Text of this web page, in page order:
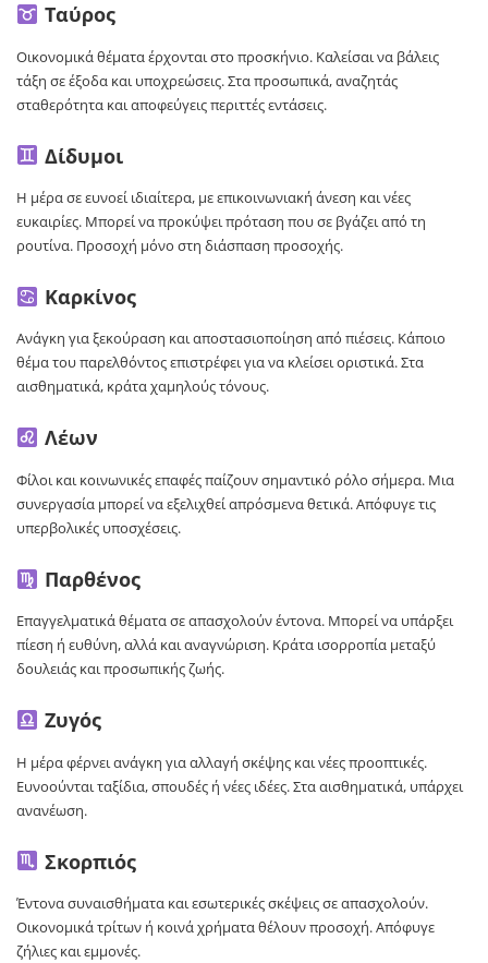
Ταύρος
Οικονομικά θέματα έρχονται στο προσκήνιο. Καλείσαι να βάλεις
τάξη σε έξοδα και υποχρεώσεις. Στα προσωπικά, αναζητάς
σταθερότητα και αποφεύγεις περιττές εντάσεις.
Δίδυμοι
Η μέρα σε ευνοεί ιδιαίτερα, με επικοινωνιακή άνεση και νέες
ευκαιρίες. Μπορεί να προκύψει πρόταση που σε βγάζει από τη
ρουτίνα. Προσοχή μόνο στη διάσπαση προσοχής.
Καρκίνος
Ανάγκη για ξεκούραση και αποστασιοποίηση από πιέσεις. Κάποιο
θέμα του παρελθόντος επιστρέφει για να κλείσει οριστικά. Στα
αισθηματικά, κράτα χαμηλούς τόνους.
Λέων
Φίλοι και κοινωνικές επαφές παίζουν σημαντικό ρόλο σήμερα. Μια
συνεργασία μπορεί να εξελιχθεί απρόσμενα θετικά. Απόφυγε τις
υπερβολικές υποσχέσεις.
Παρθένος
Επαγγελματικά θέματα σε απασχολούν έντονα. Μπορεί να υπάρξει
πίεση ή ευθύνη, αλλά και αναγνώριση. Κράτα ισορροπία μεταξύ
δουλειάς και προσωπικής ζωής.
Ζυγός
Η μέρα φέρνει ανάγκη για αλλαγή σκέψης και νέες προοπτικές.
Ευνοούνται ταξίδια, σπουδές ή νέες ιδέες. Στα αισθηματικά, υπάρχει
ανανέωση.
Σκορπιός
Έντονα συναισθήματα και εσωτερικές σκέψεις σε απασχολούν.
Οικονομικά τρίτων ή κοινά χρήματα θέλουν προσοχή. Απόφυγε
ζήλιες και εμμονές.